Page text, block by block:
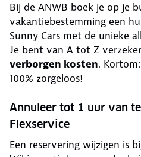
Bij de ANWB boek je op je
vakantiebestemming een
Sunny Cars met de unieke
Je bent van A tot Z
verborgen kosten.
100% zorgeloos!
Annuleer tot 1 uur van
Flexservice
Een reservering wijzigen is